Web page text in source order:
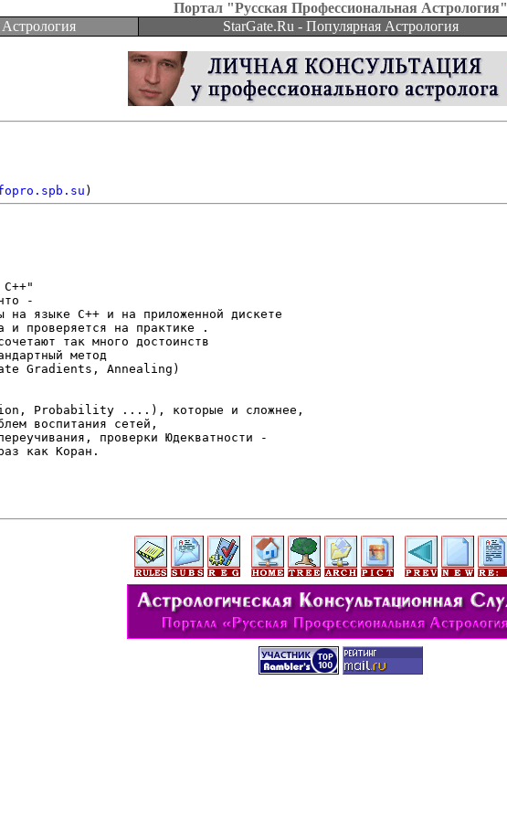
Портал "Русская Профессиональная Астрология"
StarGate.Ru - Популярная Астрология
-
на языке С++ и на приложенной дискете
и проверяется на практике .
так много достоинств
метод
Gradients, Annealing)
Probability ....), которые и сложнее,
воспитания сетей,
проверки Юдекватности -
как Коран.